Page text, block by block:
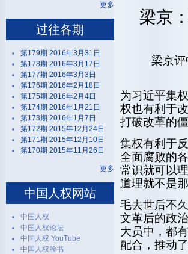
梁京
梁京
为习近平集
权也有利于
打破改革的僵
集权有利于
全面腐败的
常识就可以
道理就不是
毛去世后不
文革后的政
大员中，都
配合，推动
更多
过往各期
第179期 2016年3月31日
第178期 2016年3月17日
第177期 2016年3月3日
第176期 2016年2月18日
第175期 2016年2月4日
第174期 2016年1月21日
第173期 2016年1月7日
第172期 2015年12月24日
第171期 2015年12月10日
第170期 2015年11月26日
更多
中国人权网站
中国人权
中国人权论坛
中国人权 YouTube
中国人权脸书